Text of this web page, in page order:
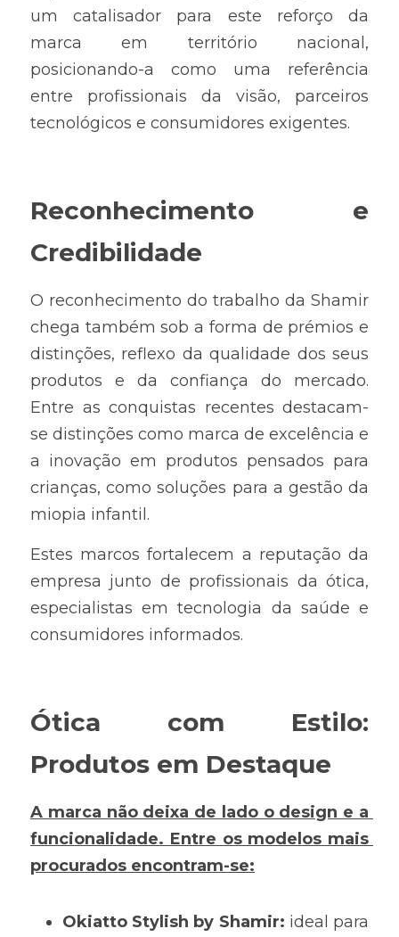
um catalisador para este reforço da
marca em território nacional,
posicionando-a como uma referência
entre profissionais da visão, parceiros
tecnológicos e consumidores exigentes.
Reconhecimento e
Credibilidade
O reconhecimento do trabalho da Shamir
chega também sob a forma de prémios e
distinções, reflexo da qualidade dos seus
produtos e da confiança do mercado.
Entre as conquistas recentes destacam-
se distinções como marca de excelência e
a inovação em produtos pensados para
crianças, como soluções para a gestão da
miopia infantil.
Estes marcos fortalecem a reputação da
empresa junto de profissionais da ótica,
especialistas em tecnologia da saúde e
consumidores informados.
Ótica com Estilo:
Produtos em Destaque
A marca não deixa de lado o design e a
funcionalidade. Entre os modelos mais
procurados encontram-se:
Okiatto Stylish by Shamir: ideal para